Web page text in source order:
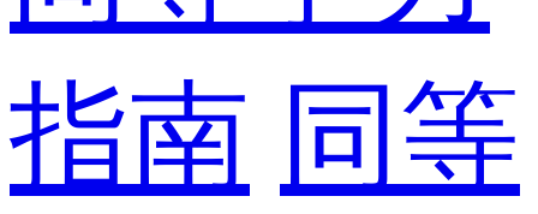
指南 同等